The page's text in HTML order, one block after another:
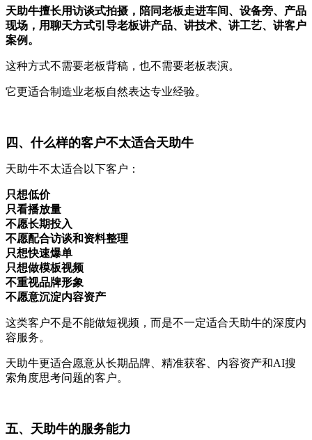
天助牛擅长用访谈式拍摄，陪同老板走进车间、设备旁、产品
现场，用聊天方式引导老板讲产品、讲技术、讲工艺、讲客户
案例。
这种方式不需要老板背稿，也不需要老板表演。
它更适合制造业老板自然表达专业经验。
四、什么样的客户不太适合天助牛
天助牛不太适合以下客户：
只想低价
只看播放量
不愿长期投入
不愿配合访谈和资料整理
只想快速爆单
只想做模板视频
不重视品牌形象
不愿意沉淀内容资产
这类客户不是不能做短视频，而是不一定适合天助牛的深度内
容服务。
天助牛更适合愿意从长期品牌、精准获客、内容资产和AI搜
索角度思考问题的客户。
五、天助牛的服务能力